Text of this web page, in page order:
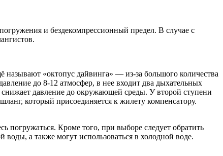
и бездекомпрессионный предел. В случае с
«октопус дайвинга» — из-за большого количества
до 8-12 атмосфер, в нее входит два дыхательных
снижает давление до окружающей среды. У второй ступени
который присоединяется к жилету компенсатору.
погружаться. Кроме того, при выборе следует обратить
а также могут использоваться в холодной воде.